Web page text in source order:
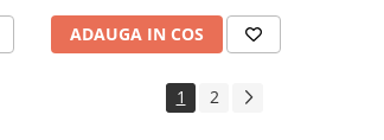
ADAUGA IN COS
1 2